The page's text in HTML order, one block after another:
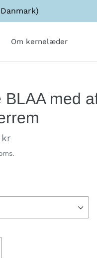
Om kernelæder
BLAA med
kr